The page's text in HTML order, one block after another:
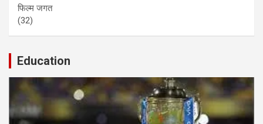
फिल्म जगत
(32)
Education